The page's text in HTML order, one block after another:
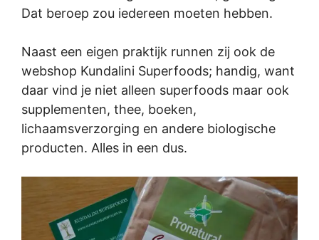
Dat beroep zou iedereen moeten hebben.
Naast een eigen praktijk runnen zij ook de
webshop Kundalini Superfoods; handig, want
daar vind je niet alleen superfoods maar ook
supplementen, thee, boeken,
lichaamsverzorging en andere biologische
producten. Alles in een dus.